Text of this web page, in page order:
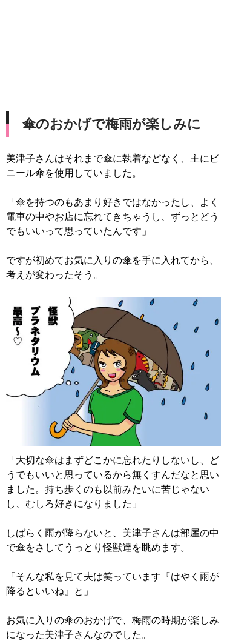
傘のおかげで梅雨が楽しみに
美津子さんはそれまで傘に執着などなく、主にビ
ニール傘を使用していました。
「傘を持つのもあまり好きではなかったし、よく
電車の中やお店に忘れてきちゃうし、ずっとどう
でもいいって思っていたんです」
ですが初めてお気に入りの傘を手に入れてから、
考えが変わったそう。
「大切な傘はまずどこかに忘れたりしないし、ど
うでもいいと思っているから無くすんだなと思い
ました。持ち歩くのも以前みたいに苦じゃない
し、むしろ好きになりました」
しばらく雨が降らないと、美津子さんは部屋の中
で傘をさしてうっとり怪獣達を眺めます。
「そんな私を見て夫は笑っています『はやく雨が
降るといいね』と」
お気に入りの傘のおかげで、梅雨の時期が楽しみ
になった美津子さんなのでした。